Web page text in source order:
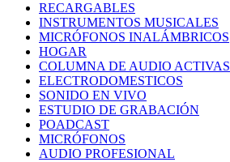
RECARGABLES
INSTRUMENTOS MUSICALES
MICRÓFONOS INALÁMBRICOS
HOGAR
COLUMNA DE AUDIO ACTIVAS
ELECTRODOMESTICOS
SONIDO EN VIVO
ESTUDIO DE GRABACIÓN
POADCAST
MICRÓFONOS
AUDIO PROFESIONAL